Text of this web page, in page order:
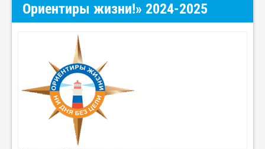
Ориентиры жизни!» 2024-2025